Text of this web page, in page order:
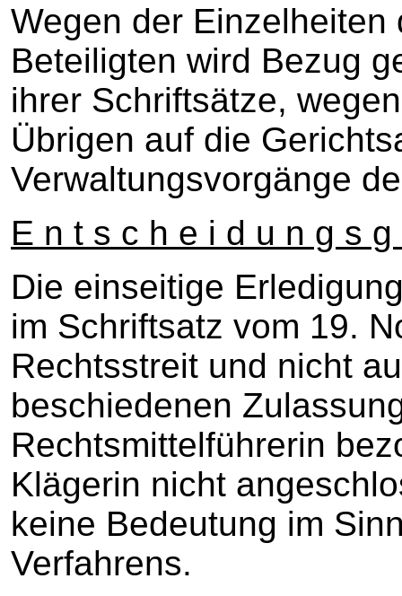
Wegen der Einzelheiten
Beteiligten wird Bezug
ihrer Schriftsätze,
Übrigen auf die
Verwaltungsvorgänge
E n t s c h e i d u n g s
Die einseitige
im Schriftsatz vom 19.
Rechtsstreit und nicht
beschiedenen
Rechtsmittelführerin
Klägerin nicht
keine Bedeutung im
Verfahrens.